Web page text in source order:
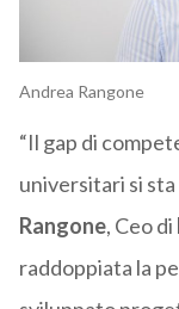
Andrea Rangone
“Il gap di
universitari si
Rangone, Ceo di
raddoppiata la